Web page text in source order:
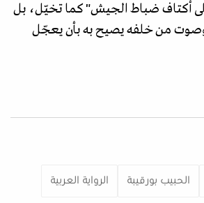
أكتاف ضباط الجيش" كما تخيّل، بل
من خلفه يصيح به بأن يعجّل
الحبيب بورقيبة الرواية العربية